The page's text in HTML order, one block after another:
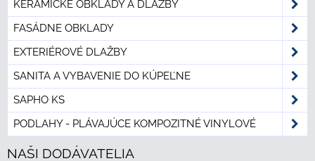
KERAMICKÉ OBKLADY A DLAŽBY
FASÁDNE OBKLADY
EXTERIÉROVÉ DLAŽBY
SANITA A VYBAVENIE DO KÚPEĽNE
SAPHO KS
PODLAHY - PLÁVAJÚCE KOMPOZITNÉ VINYLOVÉ
NAŠI DODÁVATELIA